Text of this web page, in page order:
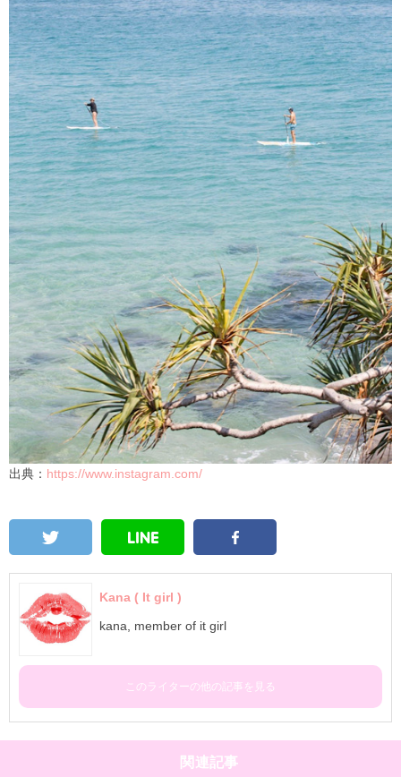
出典： https://www.instagram.com/
Kana ( It girl )
kana, member of it girl
このライターの他の記事を見る
関連記事